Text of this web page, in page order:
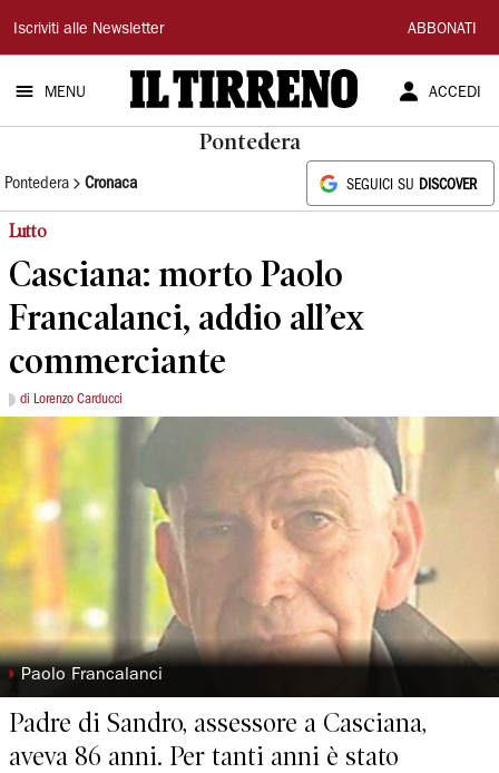
Il
Tirreno
Iscriviti alle Newsletter ABBONATI
MENU ACCEDI
Pontedera
Pontedera Cronaca SEGUICI SU DISCOVER
Lutto
Casciana: morto Paolo
Francalanci, addio all’ex
commerciante
di Lorenzo Carducci
◗ Paolo Francalanci
Padre di Sandro, assessore a Casciana,
aveva 86 anni. Per tanti anni è stato